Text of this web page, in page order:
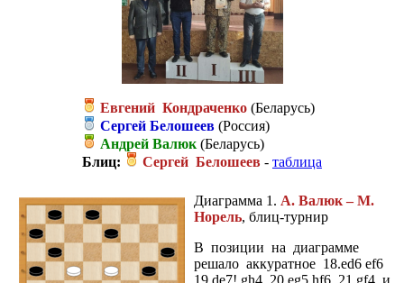
Евгений Кондраченко (Беларусь)
Сергей Белошеев (Россия)
Андрей Валюк (Беларусь)
Блиц:
Сергей Белошеев - таблица
Диаграмма 1. А. Валюк – М.
Норель, блиц-турнир
В позиции на диаграмме
решало аккуратное 18.ed6 ef6